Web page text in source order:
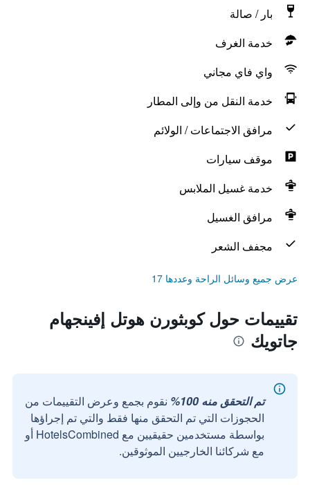
بار / صالة
خدمة الغرف
واي فاي مجاني
خدمة النقل من وإلى المطار
مرافق الاجتماعات / الولائم
موقف سيارات
خدمة غسيل الملابس
مرافق الغسيل
مجفف الشعر
عرض جميع وسائل الراحة وعددها 17
تقييمات حول كوبثورن هوتل إفينجهام
جاتويك
تم التحقق منه 100%
نقوم بجمع وعرض التقييمات من
الحجوزات التي تم التحقق منها فقط والتي تم إجراؤها
بواسطة مستخدمين حقيقيين مع HotelsCombined أو
مع شركائنا الخارجيين الموثوقين.